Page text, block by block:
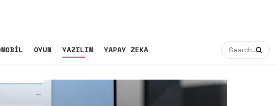
OYUN YAZILIM YAPAY ZEKA